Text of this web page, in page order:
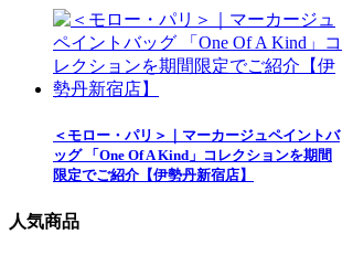
＜モロー・パリ＞｜マーカージュペイントバ
ッグ 「One Of A Kind」コレクションを期間
限定でご紹介【伊勢丹新宿店】
人気商品